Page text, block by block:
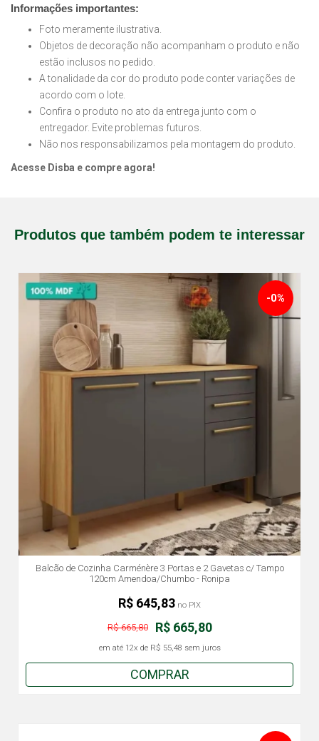
Informações importantes:
Foto meramente ilustrativa.
Objetos de decoração não acompanham o produto e não
estão inclusos no pedido.
A tonalidade da cor do produto pode conter variações de
acordo com o lote.
Confira o produto no ato da entrega junto com o
entregador. Evite problemas futuros.
Não nos responsabilizamos pela montagem do produto.
Acesse Disba e compre agora!
Produtos que também podem te interessar
Balcão de Cozinha Carménère 3 Portas e 2 Gavetas c/ Tampo
120cm Amendoa/Chumbo - Ronipa
-0%
R$ 665,80
R$ 665,80
em até 12x de R$ 55,48 sem juros
R$ 645,83 no PIX
COMPRAR